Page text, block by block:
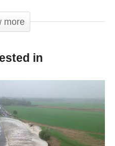
νερά του κολπίσκου της
19 δύτες άπλωσαν
γαλανόλευκη που
ομαδική
επαγγελματική
more
in